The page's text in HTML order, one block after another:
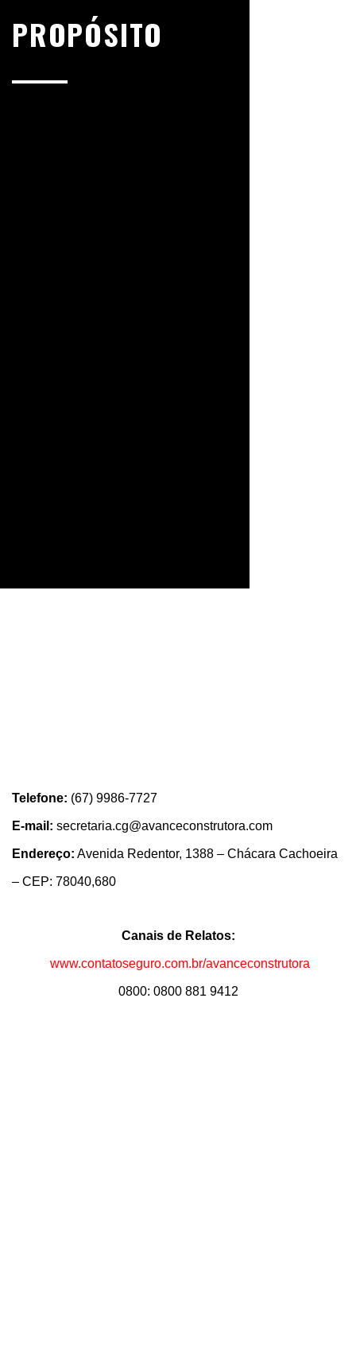
PROPÓSITO
Telefone: (67) 9986-7727
E-mail: secretaria.cg@avanceconstrutora.com
Endereço: Avenida Redentor, 1388 – Chácara Cachoeira
– CEP: 78040,680
Canais de Relatos:
www.contatoseguro.com.br/avanceconstrutora
0800: 0800 881 9412